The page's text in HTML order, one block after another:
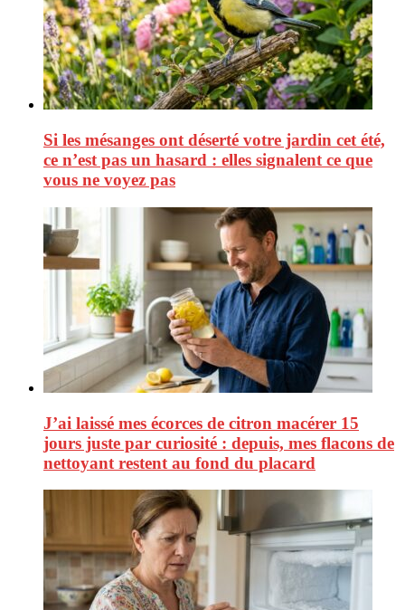
Si les mésanges ont déserté votre jardin cet été,
ce n’est pas un hasard : elles signalent ce que
vous ne voyez pas
J’ai laissé mes écorces de citron macérer 15
jours juste par curiosité : depuis, mes flacons de
nettoyant restent au fond du placard